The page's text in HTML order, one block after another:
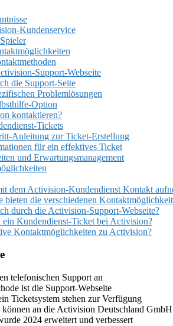
Kundenservice
Support-Webseite
die Support-Seite
Problemlösungen
Option
kontaktieren?
Tickets
Anleitung zur Ticket-Erstellung
für ein effektives Ticket
und Erwartungsmanagement
dem Activision-Kundendienst Kontakt
bieten die verschiedenen
durch die Activision-Support-Webseite?
ein Kundendienst-Ticket bei Activision?
Kontaktmöglichkeiten zu Activision?
telefonischen Support an
ist die Support-Webseite
Ticketsystem stehen zur Verfügung
an die Activision Deutschland
2024 erweitert und verbessert